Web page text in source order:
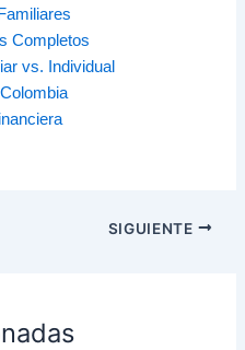
Completos
vs. Individual
SIGUIENTE